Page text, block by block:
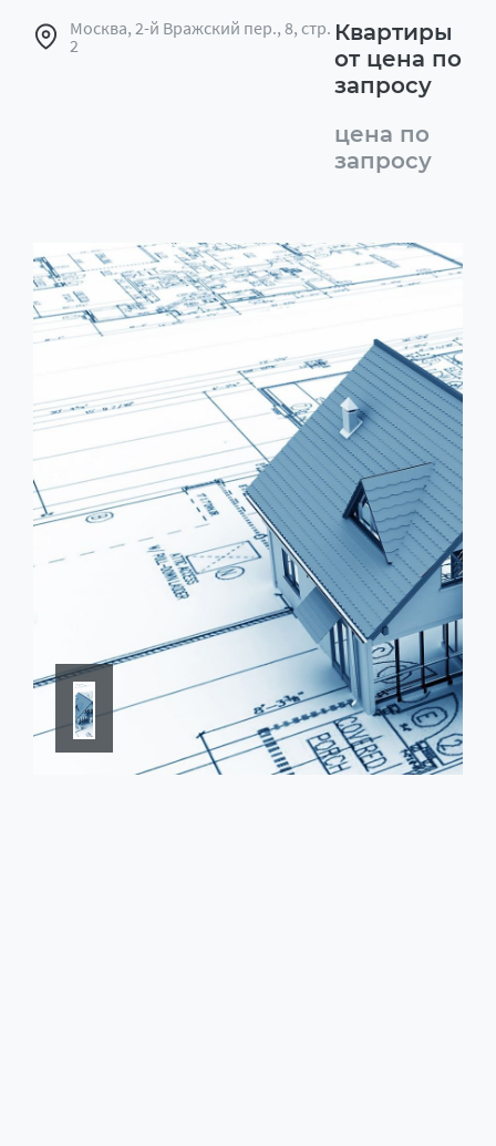
Москва, 2-й Вражский пер., 8, стр.
2
Квартиры
от цена по
запросу
цена по
запросу